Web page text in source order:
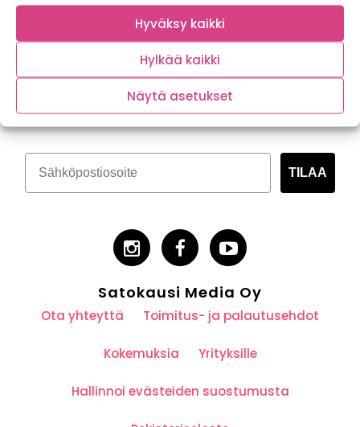
Hyväksy kaikki
Hylkää kaikki
Näytä asetukset
Tilaa kasvispitoinen uutiskirje
TILAA
Satokausi Media Oy
Ota yhteyttä Toimitus- ja palautusehdot
Kokemuksia Yrityksille
Hallinnoi evästeiden suostumusta